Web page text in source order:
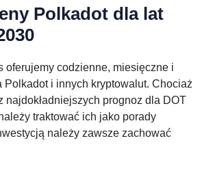
Polkadot dla lat
oferujemy codzienne, miesięczne i
Polkadot i innych kryptowalut. Chociaż
najdokładniejszych prognoz dla DOT
traktować ich jako porady
należy zawsze zachować